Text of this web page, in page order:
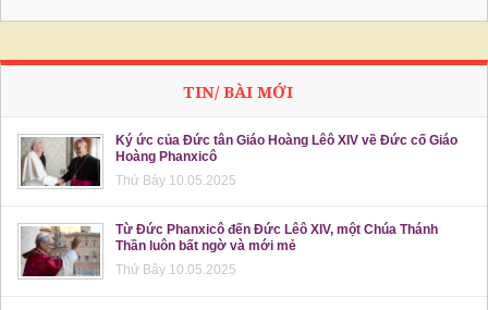
TIN/ BÀI MỚI
Ký ức của Đức tân Giáo Hoàng Lêô XIV về Đức cố Giáo
Hoàng Phanxicô
Thứ Bảy 10.05.2025
Từ Đức Phanxicô đến Đức Lêô XIV, một Chúa Thánh
Thần luôn bất ngờ và mới mẻ
Thứ Bảy 10.05.2025